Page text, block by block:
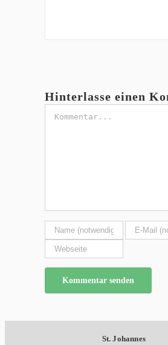
Hinterlasse einen
St. Johannes